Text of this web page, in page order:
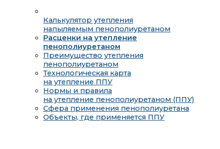
Калькулятор утепления
напыляемым пенополиуретаном
Расценки на утепление
пенополиуретаном
Преимущество утепления
пенополиуретаном
Технологическая карта
на утепление ППУ
Нормы и правила
на утепление пенополиуретаном (ППУ)
Сфера применения пенополиуретана
Объекты, где применяется ППУ